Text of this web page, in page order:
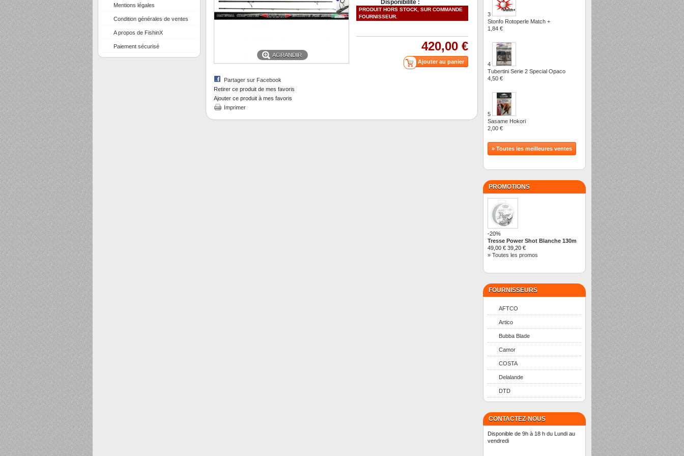
Mentions légales
Condition générales de ventes
A propos de FishinX
Paiement sécurisé
AGRANDIR
Partager sur Facebook
Retirer ce produit de mes favoris
Ajouter ce produit à mes favoris
Imprimer
Disponibilité :
PRODUIT HORS STOCK, SUR COMMANDE
FOURNISSEUR.
420,00 €
3
Stonfo Rotoperle Match +
1,84 €
4
Tubertini Serie 2 Special Opaco
4,50 €
5
Sasame Hokori
2,00 €
» Toutes les meilleures ventes
PROMOTIONS
-20%
Tresse Power Shot Blanche 130m
49,00 € 39,20 €
» Toutes les promos
FOURNISSEURS
AFTCO
Artico
Bubba Blade
Camor
COSTA
Delalande
DTD
CONTACTEZ-NOUS
Disponible de 9h à 18 h du Lundi au
vendredi